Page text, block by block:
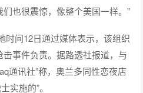
也很震惊，像整个美国一样。”
时间12日通过媒体表示，该组织
事件负责。据路透社报道，与
通讯社”称，奥兰多同性恋夜店
实施的”。